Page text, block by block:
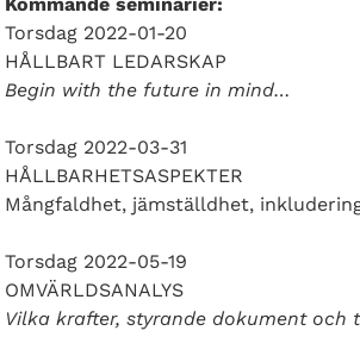
Torsdag 2022-01-20
HÅLLBART LEDARSKAP
Begin with the future in mind…
Torsdag 2022-03-31
HÅLLBARHETSASPEKTER
Mångfaldhet, jämställdhet,
Torsdag 2022-05-19
OMVÄRLDSANALYS
Vilka krafter, styrande dokument